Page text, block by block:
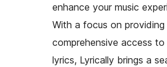
enhance your music
With a focus on providing
comprehensive access to
lyrics, Lyrically brings a